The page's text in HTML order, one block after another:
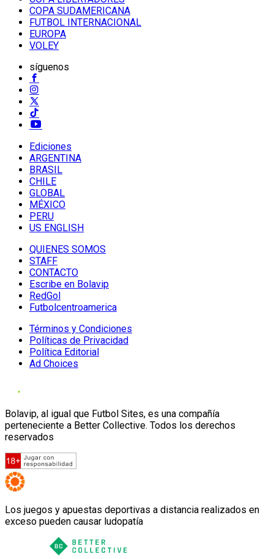
COPA SUDAMERICANA
FUTBOL INTERNACIONAL
EUROPA
VOLEY
síguenos
Ediciones
ARGENTINA
BRASIL
CHILE
GLOBAL
MÉXICO
PERU
US ENGLISH
QUIENES SOMOS
STAFF
CONTACTO
Escribe en Bolavip
RedGol
Futbolcentroamerica
Términos y Condiciones
Políticas de Privacidad
Política Editorial
Ad Choices
Bolavip, al igual que Futbol Sites, es una compañía
perteneciente a Better Collective. Todos los derechos
reservados
Los juegos y apuestas deportivas a distancia realizados en
exceso pueden causar ludopatía